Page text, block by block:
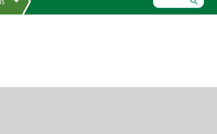
de tela